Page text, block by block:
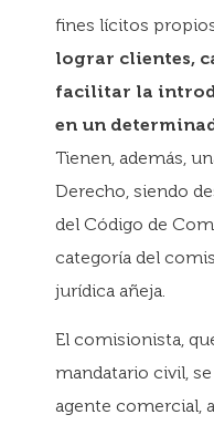
fines lícitos
lograr clientes,
facilitar la
en un
Tienen, además,
Derecho, siendo
del Código de
categoría del
jurídica añeja.
El comisionista,
mandatario civil,
agente comercial,